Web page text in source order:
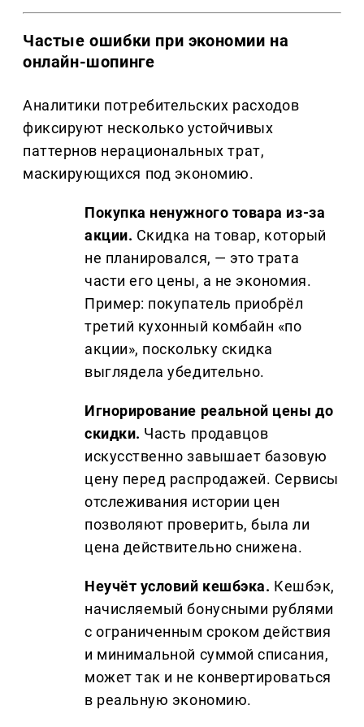
Частые ошибки при экономии на
онлайн-шопинге
Аналитики потребительских расходов
фиксируют несколько устойчивых
паттернов нерациональных трат,
маскирующихся под экономию.
Покупка ненужного товара из-за
акции. Скидка на товар, который
не планировался, — это трата
части его цены, а не экономия.
Пример: покупатель приобрёл
третий кухонный комбайн «по
акции», поскольку скидка
выглядела убедительно.
Игнорирование реальной цены до
скидки. Часть продавцов
искусственно завышает базовую
цену перед распродажей. Сервисы
отслеживания истории цен
позволяют проверить, была ли
цена действительно снижена.
Неучёт условий кешбэка. Кешбэк,
начисляемый бонусными рублями
с ограниченным сроком действия
и минимальной суммой списания,
может так и не конвертироваться
в реальную экономию.